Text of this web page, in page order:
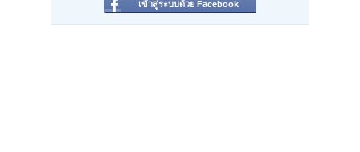
เข้าสู่ระบบด้วย Facebook